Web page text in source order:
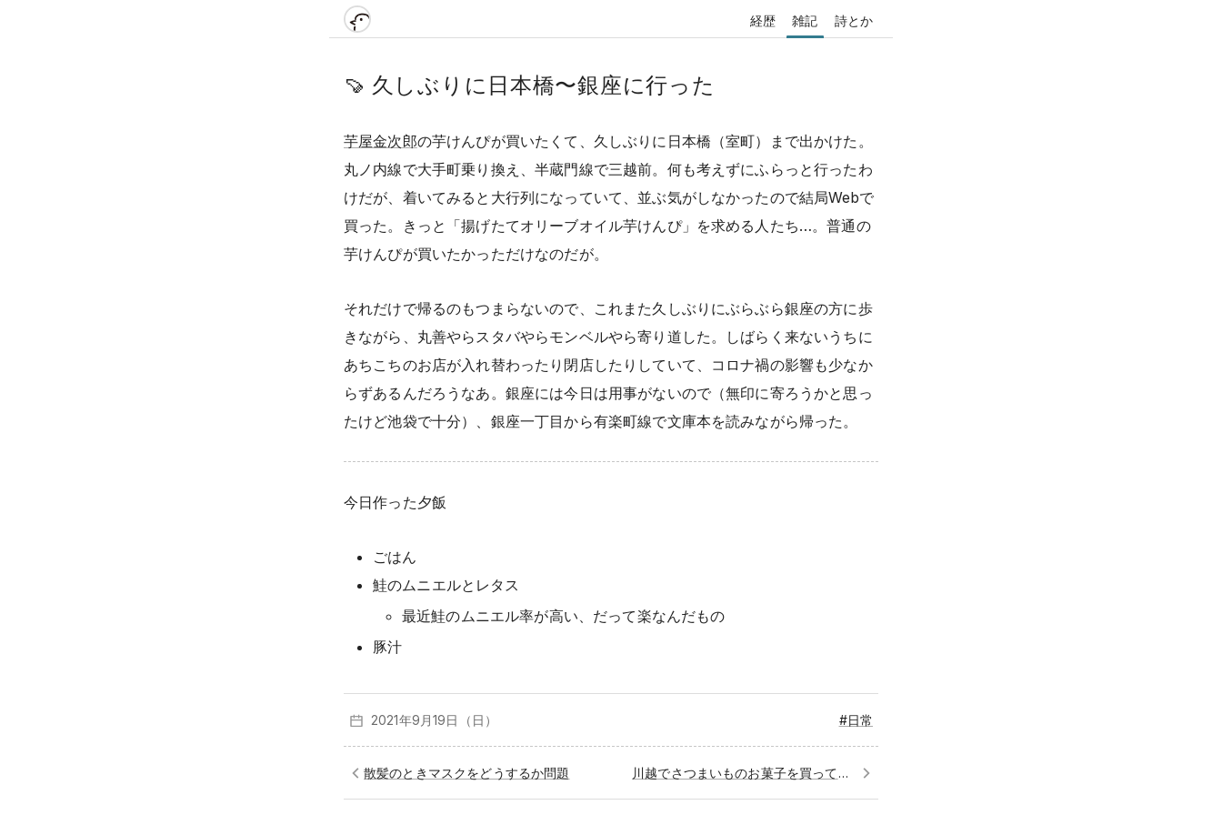
経歴 雑記 詩とか
🍠 久しぶりに日本橋〜銀座に行った
芋屋金次郎の芋けんぴが買いたくて、久しぶりに日本橋（室町）まで出かけた。
丸ノ内線で大手町乗り換え、半蔵門線で三越前。何も考えずにふらっと行ったわ
けだが、着いてみると大行列になっていて、並ぶ気がしなかったので結局Webで
買った。きっと「揚げたてオリーブオイル芋けんぴ」を求める人たち…。普通の
芋けんぴが買いたかっただけなのだが。
それだけで帰るのもつまらないので、これまた久しぶりにぶらぶら銀座の方に歩
きながら、丸善やらスタバやらモンベルやら寄り道した。しばらく来ないうちに
あちこちのお店が入れ替わったり閉店したりしていて、コロナ禍の影響も少なか
らずあるんだろうなあ。銀座には今日は用事がないので（無印に寄ろうかと思っ
たけど池袋で十分）、銀座一丁目から有楽町線で文庫本を読みながら帰った。
今日作った夕飯
ごはん
鮭のムニエルとレタス
最近鮭のムニエル率が高い、だって楽なんだもの
豚汁
2021年9月19日（日） #日常
散髪のときマスクをどうするか問題 川越でさつまいものお菓子を買ってきた